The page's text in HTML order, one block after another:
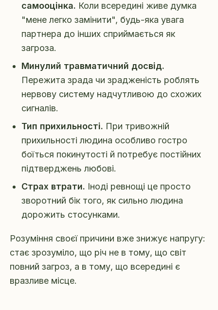
самооцінка. Коли всередині живе думка
"мене легко замінити", будь-яка увага
партнера до інших сприймається як
загроза.
Минулий травматичний досвід.
Пережита зрада чи зрадженість роблять
нервову систему надчутливою до схожих
сигналів.
Тип прихильності. При тривожній
прихильності людина особливо гостро
боїться покинутості й потребує постійних
підтверджень любові.
Страх втрати. Іноді ревнощі це просто
зворотний бік того, як сильно людина
дорожить стосунками.
Розуміння своєї причини вже знижує напругу:
стає зрозуміло, що річ не в тому, що світ
повний загроз, а в тому, що всередині є
вразливе місце.